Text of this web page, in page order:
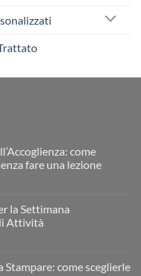
come
fare una lezione
la Settimana
Attività
come sceglierle